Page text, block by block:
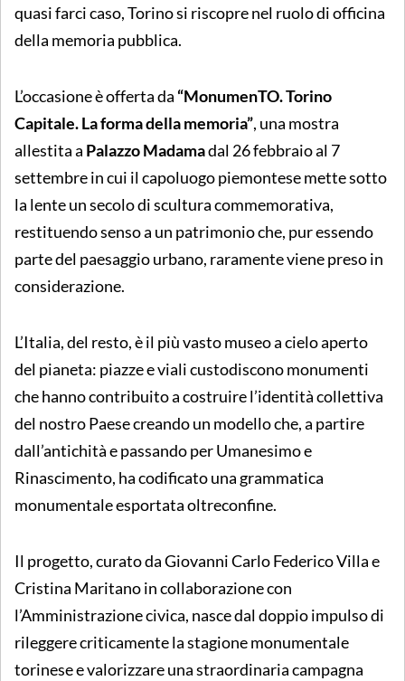
quasi farci caso, Torino si riscopre nel ruolo di officina
della memoria pubblica.
L’occasione è offerta da “MonumenTO. Torino
Capitale. La forma della memoria”, una mostra
allestita a Palazzo Madamadal 26 febbraio al 7
settembre in cui il capoluogo piemontese mette sotto
la lente un secolo di scultura commemorativa,
restituendo senso a un patrimonio che, pur essendo
parte del paesaggio urbano, raramente viene preso in
considerazione.
L’Italia, del resto, è il più vasto museo a cielo aperto
del pianeta: piazze e viali custodiscono monumenti
che hanno contribuito a costruire l’identità collettiva
del nostro Paese creando un modello che, a partire
dall’antichità e passando per Umanesimo e
Rinascimento, ha codificato una grammatica
monumentale esportata oltreconfine.
Il progetto, curato da Giovanni Carlo Federico Villa e
Cristina Maritano in collaborazione con
l’Amministrazione civica, nasce dal doppio impulso di
rileggere criticamente la stagione monumentale
torinese e valorizzare una straordinaria campagna